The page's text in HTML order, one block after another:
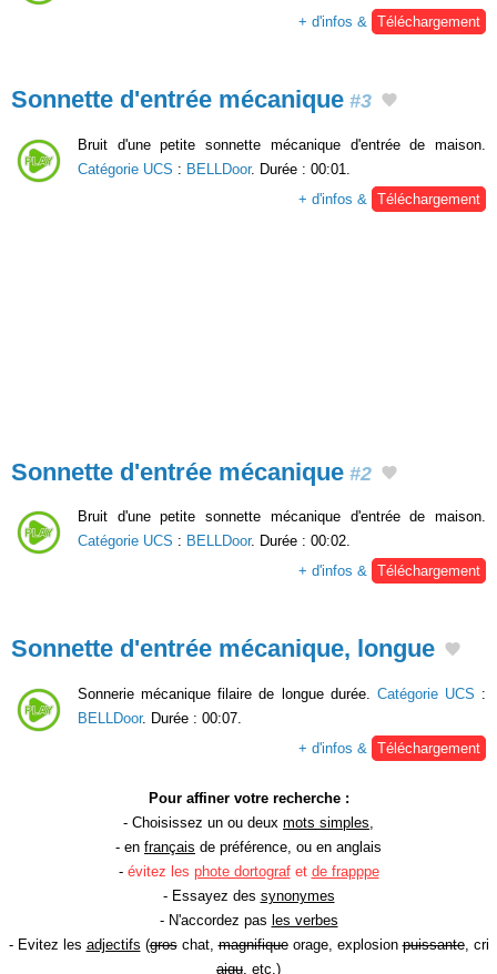
+ d'infos & Téléchargement
Sonnette d'entrée mécanique #3
Bruit d'une petite sonnette mécanique d'entrée de maison.
Catégorie UCS : BELLDoor. Durée : 00:01.
+ d'infos &
Téléchargement
Sonnette d'entrée mécanique #2
Bruit d'une petite sonnette mécanique d'entrée de maison.
Catégorie UCS : BELLDoor. Durée : 00:02.
+ d'infos & Téléchargement
Sonnette d'entrée mécanique, longue
Sonnerie mécanique filaire de longue durée. Catégorie UCS :
BELLDoor. Durée : 00:07.
+ d'infos & Téléchargement
Pour affiner votre recherche :
- Choisissez un ou deux mots simples,
- en français de préférence, ou en anglais
- évitez les phote dortografet de frapppe
- Essayez des synonymes
- N'accordez pas les verbes
- Evitez les adjectifs (groschat,magnifiqueorage, explosionpuissante, cri
aigu, etc.)